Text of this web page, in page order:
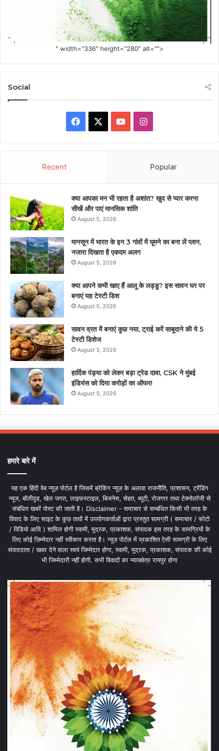
" width="336" height="280" alt="">
Social
Facebook YouTubeInstagram
Recent Popular
क्या आपका मन भी रहता है अशांत? खुद से प्यार करना
सीखें और पाएं मानसिक शांति
August 5, 2026
मानसून में भारत के इन 3 गांवों में घूमने का बना लें प्‍लान,
नजारा द‍िखता है एकदम अलग
August 5, 2026
क्या आपने कभी खाए हैं आलू के लड्डू? इस सावन घर पर
बनाएं यह टेस्टी डिश
August 5, 2026
सावन व्रत में बनाएं कुछ नया, ट्राई करें साबूदाने की ये 5
टेस्टी डिशेज
August 5, 2026
हार्दिक पंड्या को लेकर बड़ा ट्रेड दावा, CSK ने मुंबई
इंडियंस को दिया करोड़ों का ऑफर!
August 5, 2026
हमारे बारे में
यह एक हिंदी वेब न्यूज़ पोर्टल है जिसमें ब्रेकिंग न्यूज़ के अलावा राजनीति, प्रशासन, ट्रेंडिंग
न्यूज, बॉलीवुड, खेल जगत, लाइफस्टाइल, बिजनेस, सेहत, ब्यूटी, रोजगार तथा टेक्नोलॉजी से
संबंधित खबरें पोस्ट की जाती है। Disclaimer - समाचार से सम्बंधित किसी भी तरह के
विवाद के लिए साइट के कुछ तत्वों में उपयोगकर्ताओं द्वारा प्रस्तुत सामग्री ( समाचार / फोटो
/ विडियो आदि ) शामिल होगी स्वामी, मुद्रक, प्रकाशक, संपादक इस तरह के सामग्रियों के
लिए कोई ज़िम्मेदार नहीं स्वीकार करता है। न्यूज़ पोर्टल में प्रकाशित ऐसी सामग्री के लिए
संवाददाता / खबर देने वाला स्वयं जिम्मेदार होगा, स्वामी, मुद्रक, प्रकाशक, संपादक की कोई
भी जिम्मेदारी नहीं होगी. सभी विवादों का न्यायक्षेत्र रायपुर होगा